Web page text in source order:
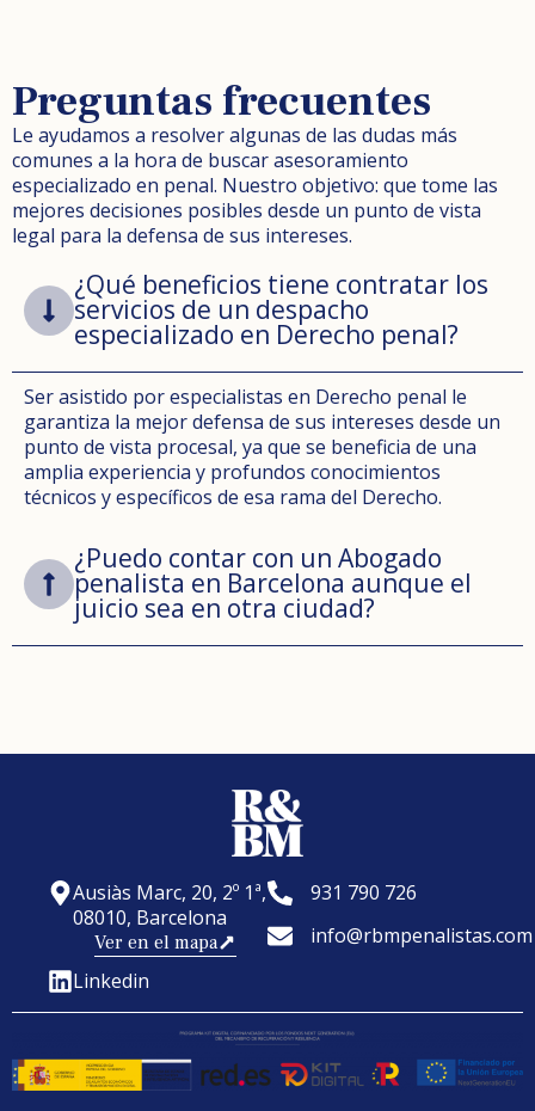
Preguntas frecuentes
Le ayudamos a resolver algunas de las dudas más
comunes a la hora de buscar asesoramiento
especializado en penal. Nuestro objetivo: que tome las
mejores decisiones posibles desde un punto de vista
legal para la defensa de sus intereses.
¿Qué beneficios tiene contratar los
servicios de un despacho
especializado en Derecho penal?
Ser asistido por especialistas en Derecho penal le
garantiza la mejor defensa de sus intereses desde un
punto de vista procesal, ya que se beneficia de una
amplia experiencia y profundos conocimientos
técnicos y específicos de esa rama del Derecho.
¿Puedo contar con un Abogado
penalista en Barcelona aunque el
juicio sea en otra ciudad?
Ausiàs Marc, 20, 2º 1ª,
08010, Barcelona
Ver en el mapa
931 790 726
info@rbmpenalistas.com
Linkedin